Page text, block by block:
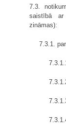
7.3.
saistībā
zināmas):
7.3.1.